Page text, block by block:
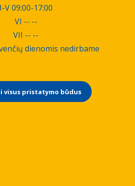
I-V 09:00-17:00
VI -- --
VII -- --
dienomis nedirbame
visus pristatymo būdus